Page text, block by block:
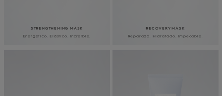
STRENGTHENING MASK
Energético. Elástico. Increíble.
RECOVERY MASK
Reparado. Hidratado. Impecable.